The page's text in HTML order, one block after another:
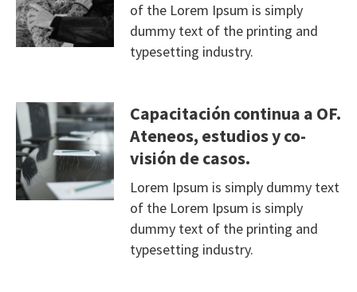
of the Lorem Ipsum is simply
dummy text of the printing and
typesetting industry.
Capacitación continua a OF.
Ateneos, estudios y co-
visión de casos.
Lorem Ipsum is simply dummy text
of the Lorem Ipsum is simply
dummy text of the printing and
typesetting industry.